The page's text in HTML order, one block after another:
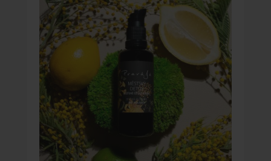
LZE
VYBRAT
NA
STRÁNCE
PRODUKTU